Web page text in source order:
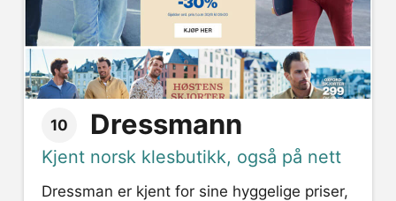
10 Dressmann
Kjent norsk klesbutikk, også på nett
Dressman er kjent for sine hyggelige priser,